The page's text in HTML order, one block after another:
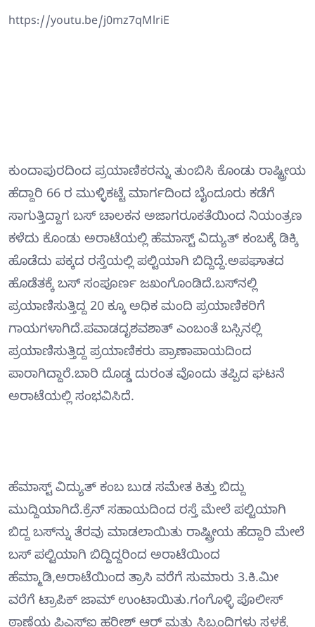
https://youtu.be/j0mz7qMlriE
ಕುಂದಾಪುರದಿಂದ ಪ್ರಯಾಣಿಕರನ್ನು ತುಂಬಿಸಿ ಕೊಂಡು ರಾಷ್ಟ್ರೀಯ
ಹೆದ್ದಾರಿ 66 ರ ಮುಳ್ಳಿಕಟ್ಟೆ ಮಾರ್ಗದಿಂದ ಬೈಂದೂರು ಕಡೆಗೆ
ಸಾಗುತ್ತಿದ್ದಾಗ ಬಸ್ ಚಾಲಕನ ಅಜಾಗರೂಕತೆಯಿಂದ ನಿಯಂತ್ರಣ
ಕಳೆದು ಕೊಂಡು ಅರಾಟೆಯಲ್ಲಿ ಹೆಮಾಸ್ಟ್ ವಿದ್ಯುತ್ ಕಂಬಕ್ಕೆ ಡಿಕ್ಕಿ
ಹೊಡೆದು ಪಕ್ಕದ ರಸ್ತೆಯಲ್ಲಿ ಪಲ್ಟಿಯಾಗಿ ಬಿದ್ದಿದ್ದೆ.ಅಪಘಾತದ
ಹೊಡೆತಕ್ಕೆ ಬಸ್ ಸಂಪೂರ್ಣ ಜಖಂಗೊಂಡಿದೆ.ಬಸ್‍ನಲ್ಲಿ
ಪ್ರಯಾಣಿಸುತ್ತಿದ್ದ 20 ಕ್ಕೂ ಅಧಿಕ ಮಂದಿ ಪ್ರಯಾಣಿಕರಿಗೆ
ಗಾಯಗಳಾಗಿದೆ.ಪವಾಡದೃಶವಶಾತ್ ಎಂಬಂತೆ ಬಸ್ಸಿನಲ್ಲಿ
ಪ್ರಯಾಣಿಸುತ್ತಿದ್ದ ಪ್ರಯಾಣಿಕರು ಪ್ರಾಣಾಪಾಯದಿಂದ
ಪಾರಾಗಿದ್ದಾರೆ.ಬಾರಿ ದೊಡ್ಡ ದುರಂತ ವೊಂದು ತಪ್ಪಿದ ಘಟನೆ
ಅರಾಟೆಯಲ್ಲಿ ಸಂಭವಿಸಿದೆ.
ಹೆಮಾಸ್ಟ್ ವಿದ್ಯುತ್ ಕಂಬ ಬುಡ ಸಮೇತ ಕಿತ್ತು ಬಿದ್ದು
ಮುದ್ದಿಯಾಗಿದೆ.ಕ್ರೆನ್ ಸಹಾಯದಿಂದ ರಸ್ತೆ ಮೇಲೆ ಪಲ್ಟಿಯಾಗಿ
ಬಿದ್ದ ಬಸ್‍ನ್ನು ತೆರವು ಮಾಡಲಾಯಿತು ರಾಷ್ಟ್ರೀಯ ಹೆದ್ದಾರಿ ಮೇಲೆ
ಬಸ್ ಪಲ್ಟಿಯಾಗಿ ಬಿದ್ದಿದ್ದರಿಂದ ಅರಾಟೆಯಿಂದ
ಹೆಮ್ಮಾಡಿ,ಅರಾಟೆಯಿಂದ ತ್ರಾಸಿ ವರೆಗೆ ಸುಮಾರು 3.ಕಿ.ಮೀ
ವರೆಗೆ ಟ್ರಾಪಿಕ್ ಜಾಮ್ ಉಂಟಾಯಿತು.ಗಂಗೊಳ್ಳಿ ಪೊಲೀಸ್